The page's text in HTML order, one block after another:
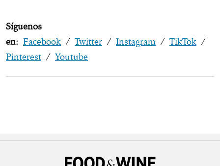
Síguenos
en: Facebook / Twitter / Instagram / TikTok /
Pinterest / Youtube